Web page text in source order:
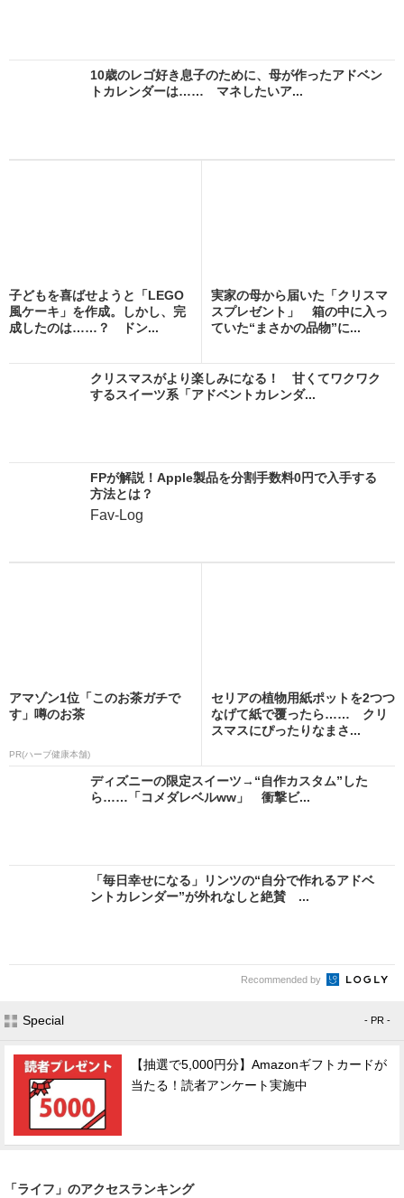
10歳のレゴ好き息子のために、母が作ったアドベン
トカレンダーは…… マネしたいア...
子どもを喜ばせようと「LEGO
風ケーキ」を作成。しかし、完
成したのは……？ ドン...
実家の母から届いた「クリスマ
スプレゼント」 箱の中に入っ
ていた“まさかの品物”に...
クリスマスがより楽しみになる！ 甘くてワクワク
するスイーツ系「アドベントカレンダ...
FPが解説！Apple製品を分割手数料0円で入手する
方法とは？
Fav-Log
アマゾン1位「このお茶ガチで
す」噂のお茶
PR(ハーブ健康本舗)
セリアの植物用紙ポットを2つつ
なげて紙で覆ったら…… クリ
スマスにぴったりなまさ...
ディズニーの限定スイーツ→“自作カスタム”した
ら……「コメダレベルww」 衝撃ビ...
「毎日幸せになる」リンツの“自分で作れるアドベ
ントカレンダー”が外れなしと絶賛 ...
Recommended by
Special - PR -
【抽選で5,000円分】Amazonギフトカードが
当たる！読者アンケート実施中
「ライフ」のアクセスランキング